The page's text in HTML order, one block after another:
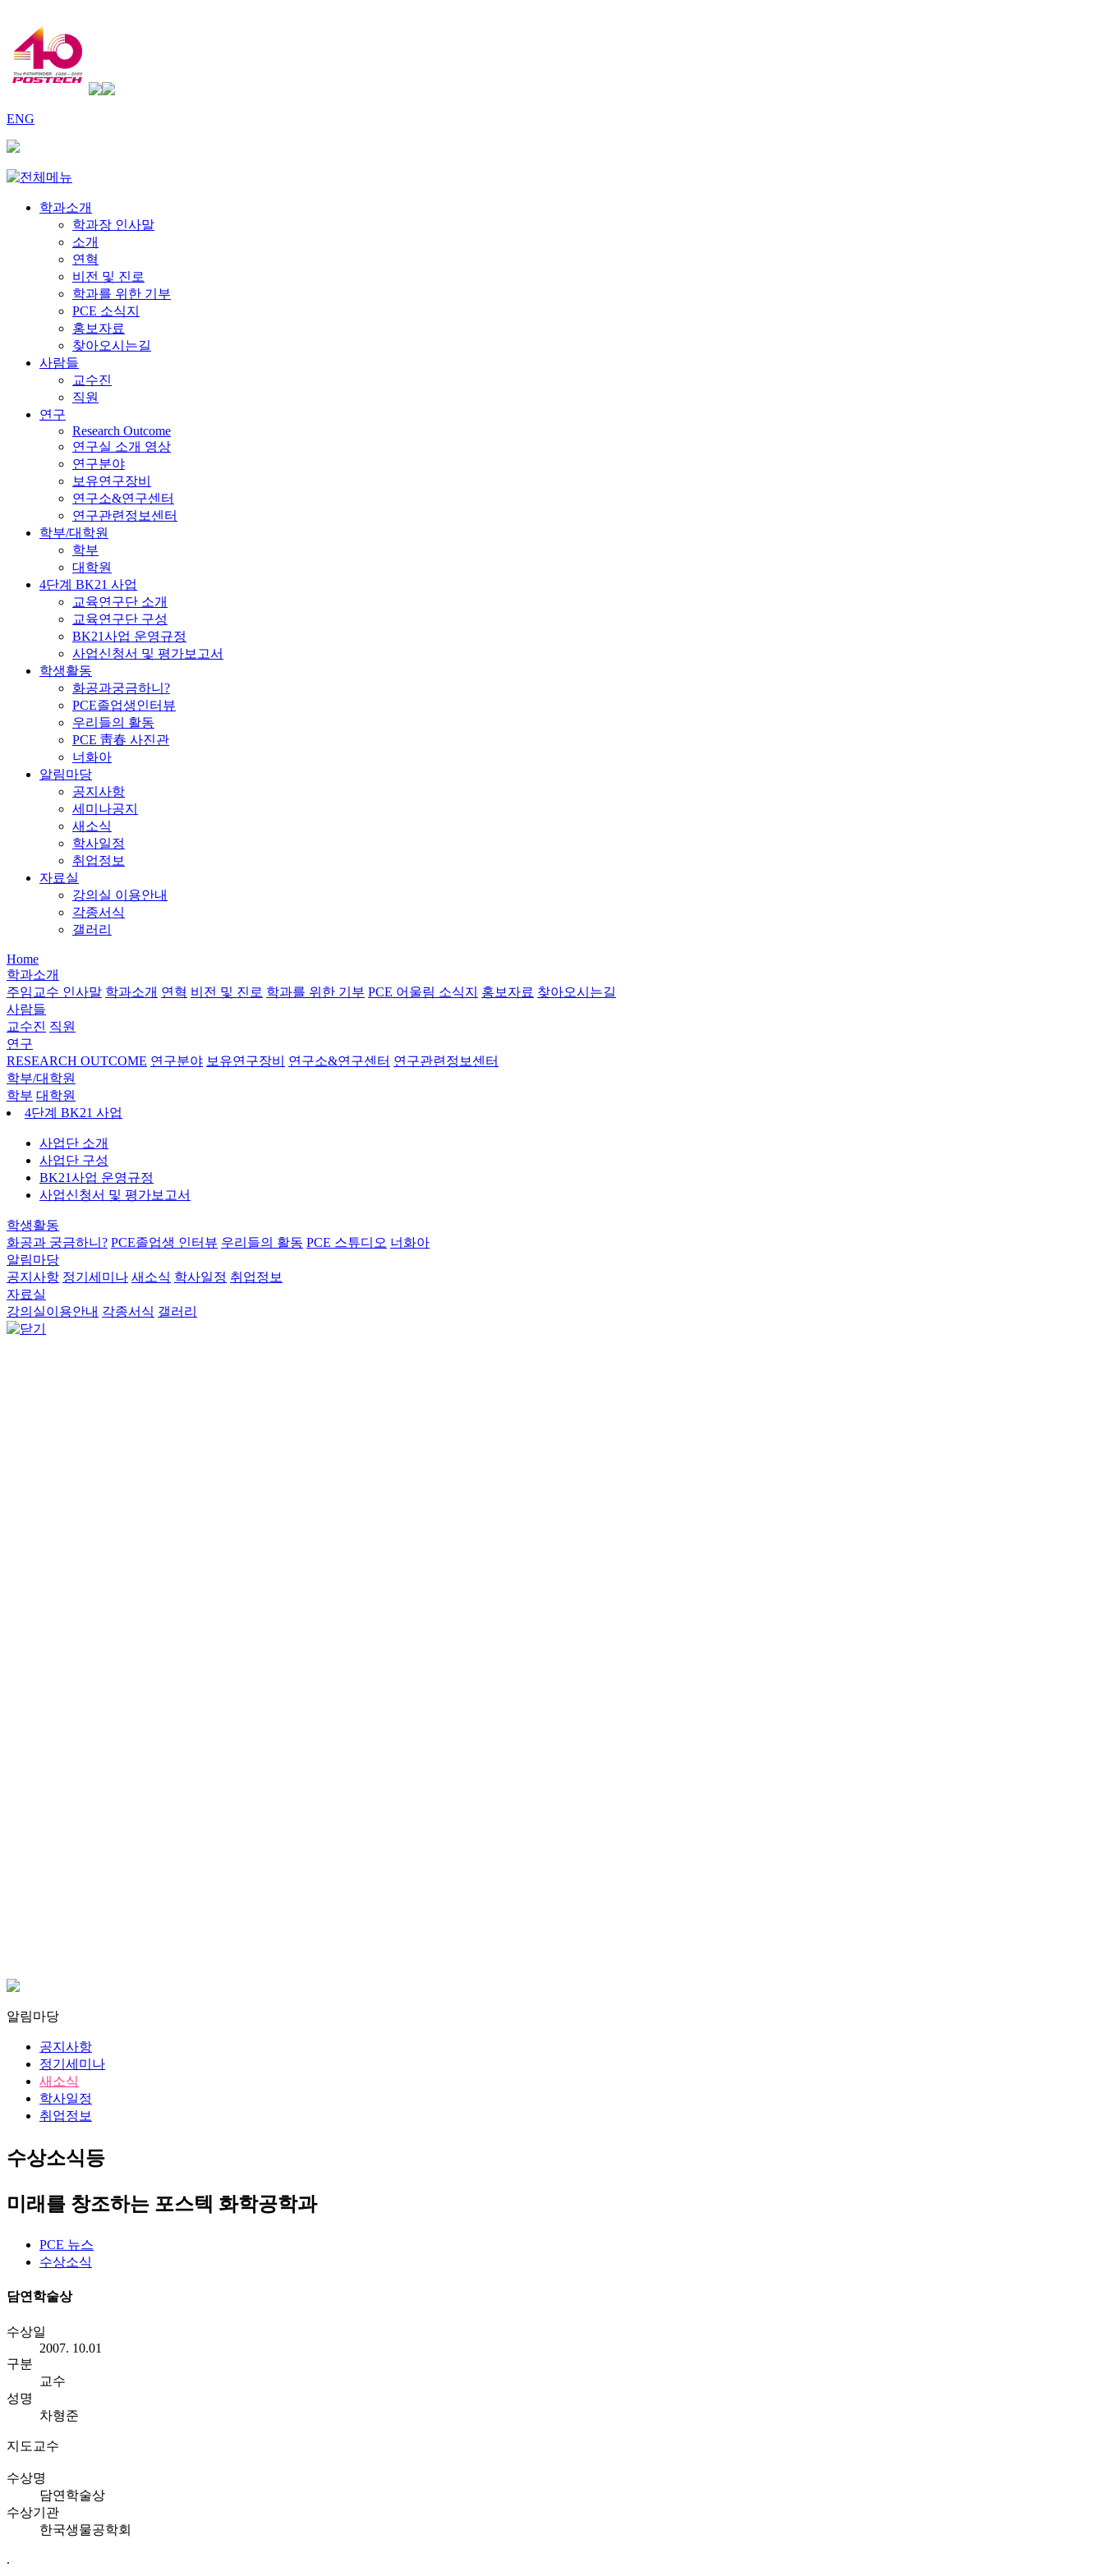
ENG
학과소개
학과장 인사말
소개
연혁
비전 및 진로
학과를 위한 기부
PCE 소식지
홍보자료
찾아오시는길
사람들
교수진
직원
연구
Research Outcome
연구실 소개 영상
연구분야
보유연구장비
연구소&연구센터
연구관련정보센터
학부/대학원
학부
대학원
4단계 BK21 사업
교육연구단 소개
교육연구단 구성
BK21사업 운영규정
사업신청서 및 평가보고서
학생활동
화공과궁금하니?
PCE졸업생인터뷰
우리들의 활동
PCE 靑春 사진관
너화아
알림마당
공지사항
세미나공지
새소식
학사일정
취업정보
자료실
강의실 이용안내
각종서식
갤러리
Home
학과소개
주임교수 인사말 학과소개 연혁 비전 및 진로 학과를 위한 기부 PCE 어울림 소식지 홍보자료 찾아오시는길
사람들
교수진 직원
연구
RESEARCH OUTCOME 연구분야 보유연구장비 연구소&연구센터 연구관련정보센터
학부/대학원
학부 대학원
4단계 BK21 사업
사업단 소개
사업단 구성
BK21사업 운영규정
사업신청서 및 평가보고서
학생활동
화공과 궁금하니? PCE졸업생 인터뷰 우리들의 활동 PCE 스튜디오 너화아
알림마당
공지사항 정기세미나 새소식 학사일정 취업정보
자료실
강의실이용안내 각종서식 갤러리
알림마당
공지사항
정기세미나
새소식
학사일정
취업정보
수상소식등
미래를 창조하는 포스텍 화학공학과
PCE 뉴스
수상소식
담연학술상
수상일
2007. 10.01
구분
교수
성명
차형준
지도교수
수상명
담연학술상
수상기관
한국생물공학회
.